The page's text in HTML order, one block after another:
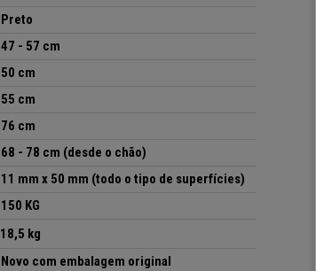
Preto
47 - 57 cm
50 cm
55 cm
76 cm
68 - 78 cm (desde o chão)
11 mm x 50 mm (todo o tipo de superfícies)
1 50 KG
18,5 kg
Novo com embalagem original